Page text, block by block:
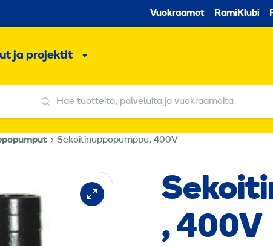
Vuokraamot RamiKlubi
ja projektit Alavalikko
Hae tuotteita, palveluita ja vuokraamoita
Hae tuotteita, palveluita ja vuokraamoita
Sekoitinuppopumppu, 400V
, 400V